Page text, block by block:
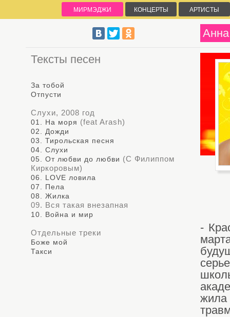
-
Тексты песен
За тобой
Отпусти
Слухи, 2008 год
01. На моря (feat Arash)
02. Дожди
03. Тирольская песня
04. Слухи
05. От любви до любви (С Филиппом
Киркоровым)
06. LOVE ловила
07. Пела
08. Жилка
09. Вся такая внезапная
10. Война и мир
Отдельные треки
Боже мой
Такси
МИРМЭДЖИ КОНЦЕРТЫ АРТИСТЫ